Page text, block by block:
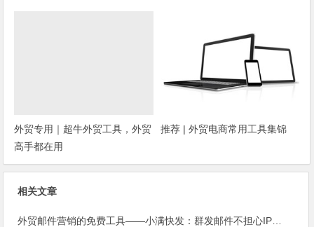
外贸专用｜超牛外贸工具，外贸
高手都在用
推荐 | 外贸电商常用工具集锦
相关文章
外贸邮件营销的免费工具——小满快发：群发邮件不担心IP被封